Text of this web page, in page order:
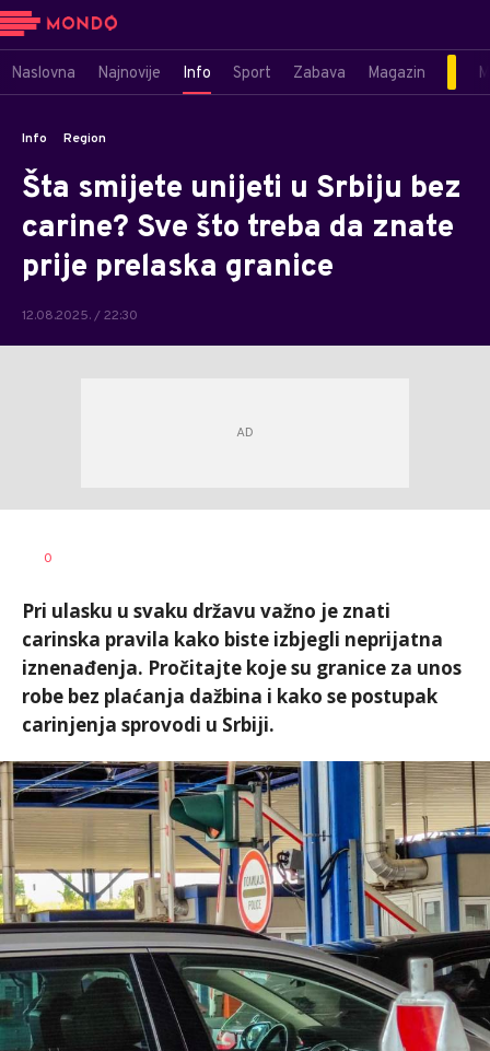
Naslovna Najnovije Info Sport Zabava Magazin
Info Region
Šta smijete unijeti u Srbiju bez
carine? Sve što treba da znate
prije prelaska granice
12.08.2025. / 22:30
AUTOR
0
Pri ulasku u svaku državu važno je znati
carinska pravila kako biste izbjegli neprijatna
iznenađenja. Pročitajte koje su granice za unos
robe bez plaćanja dažbina i kako se postupak
carinjenja sprovodi u Srbiji.